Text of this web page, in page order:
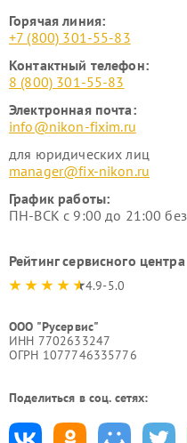
Горячая линия:
+7 (800) 301-55-83
Контактный телефон:
8 (800) 301-55-83
Электронная почта:
info@nikon-fixim.ru
для юридических лиц
manager@fix-nikon.ru
График работы:
ПН-ВСК с 9:00 до 21:00
Рейтинг сервисного центра
4.9-5.0
ООО "Русервис"
ИНН 7702633247
ОГРН 1077746335776
Поделиться в соц. сетях: